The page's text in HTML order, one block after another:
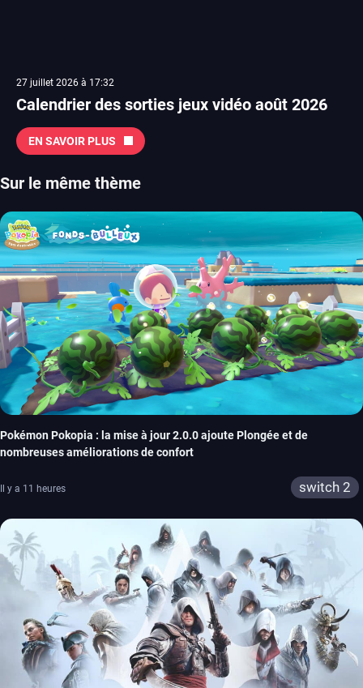
27 juillet 2026 à 17:32
Calendrier des sorties jeux vidéo août 2026
EN SAVOIR PLUS
Sur le même thème
Pokémon Pokopia : la mise à jour 2.0.0 ajoute Plongée et de
nombreuses améliorations de confort
Il y a 11 heures switch 2